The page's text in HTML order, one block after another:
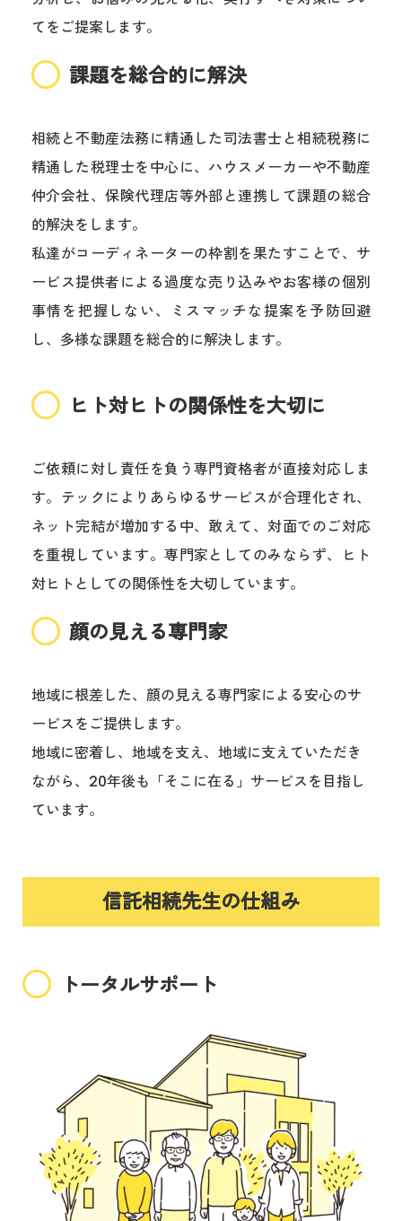
てをご提案します。
課題を総合的に解決
相続と不動産法務に精通した司法書士と相続税務に
精通した税理士を中心に、ハウスメーカーや不動産
仲介会社、保険代理店等外部と連携して課題の総合
的解決をします。
私達がコーディネーターの枠割を果たすことで、サ
ービス提供者による過度な売り込みやお客様の個別
事情を把握しない、ミスマッチな提案を予防回避
し、多様な課題を総合的に解決します。
ヒト対ヒトの関係性を大切に
ご依頼に対し責任を負う専門資格者が直接対応しま
す。テックによりあらゆるサービスが合理化され、
ネット完結が増加する中、敢えて、対面でのご対応
を重視しています。専門家としてのみならず、ヒト
対ヒトとしての関係性を大切しています。
顔の見える専門家
地域に根差した、顔の見える専門家による安心のサ
ービスをご提供します。
地域に密着し、地域を支え、地域に支えていただき
ながら、 20年後も「そこに在る」サービスを目指し
ています。
信託相続先生の仕組み
トータルサポート